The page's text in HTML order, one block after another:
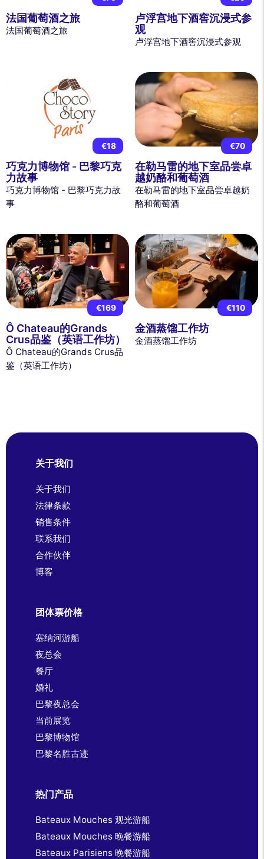
法国葡萄酒之旅
法国葡萄酒之旅
卢浮宫地下酒窖沉浸式参
观
卢浮宫地下酒窖沉浸式参观
€18
巧克力博物馆 - 巴黎巧克
力故事
巧克力博物馆 - 巴黎巧克力故
事
€70
在勒马雷的地下室品尝卓
越奶酪和葡萄酒
在勒马雷的地下室品尝卓越奶
酪和葡萄酒
€169
Ô Chateau的Grands
Crus品鉴（英语工作坊）
Ô Chateau的Grands Crus品
鉴（英语工作坊）
€110
金酒蒸馏工作坊
金酒蒸馏工作坊
关于我们
关于我们
法律条款
销售条件
联系我们
合作伙伴
博客
团体票价格
塞纳河游船
夜总会
餐厅
婚礼
巴黎夜总会
当前展览
巴黎博物馆
巴黎名胜古迹
热门产品
Bateaux Mouches 观光游船
Bateaux Mouches 晚餐游船
Bateaux Parisiens 晚餐游船